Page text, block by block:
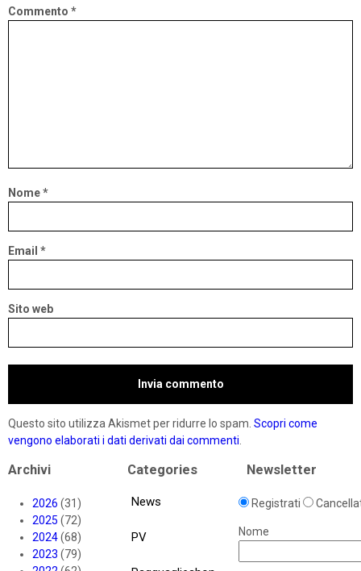
Commento *
Nome*
Email *
Sito web
Questo sito utilizza Akismet per ridurre lo spam. Scopri come
vengono elaborati i dati derivati dai commenti.
Archivi
2026 (31)
2025 (72)
2024(68)
2023 (79)
Categories
News
PV
Newsletter
Registrati
Nome